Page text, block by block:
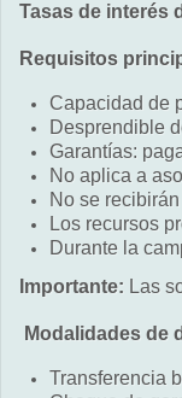
Tasas de interés
Requisitos
Capacidad de
Desprendible
Garantías:
No aplica a
No se
Los recursos
Durante la
Importante: Las
Modalidades de
Transferencia